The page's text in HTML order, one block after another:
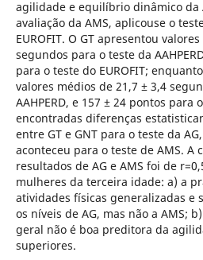
agilidade e equilíbrio dinâmico da
avaliação da AMS, aplicouse o
EUROFIT. O GT apresentou
segundos para o teste da
para o teste do EUROFIT;
valores médios de 21,7 ± 3,4
AAHPERD, e 157 ± 24 pontos para
encontradas diferenças
entre GT e GNT para o teste da
aconteceu para o teste de AMS. A
resultados de AG e AMS foi de
mulheres da terceira idade: a) a
atividades físicas generalizadas e
os níveis de AG, mas não a AMS;
geral não é boa preditora da
superiores.